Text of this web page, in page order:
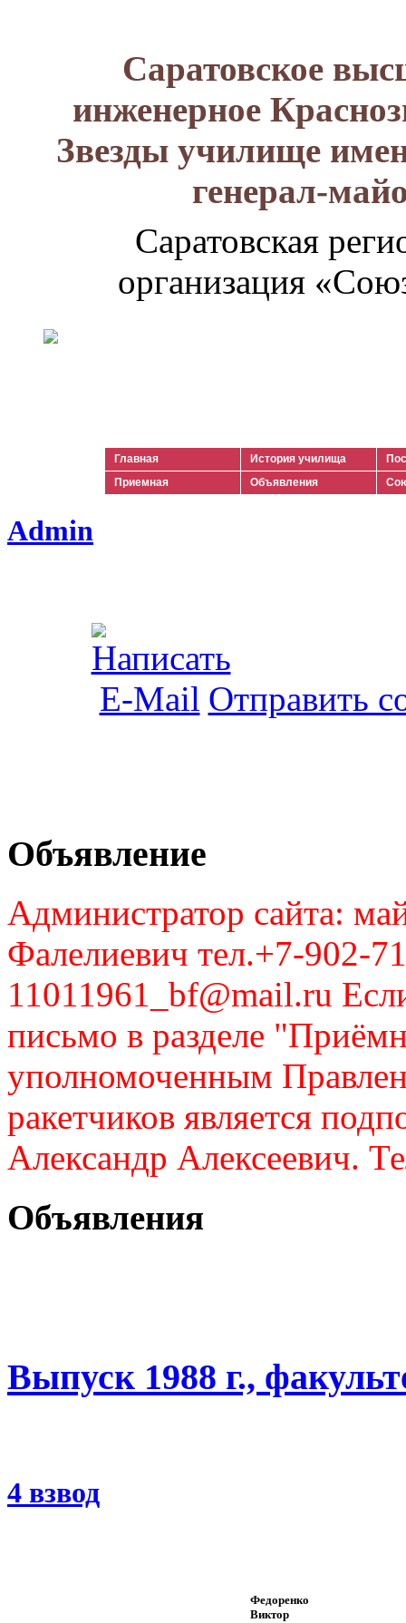
Саратовское
инженерное
Звезды училище
генерал-
Саратовская
организация
Главная История училища
Приемная
Объявления
Admin
Отправить
Объявление
Администратор сайта:
Фалелиевич тел.+7-902-
11011961_bf@mail.ru
письмо в разделе
уполномоченным
ракетчиков является
Александр Алексеевич.
Объявления
Выпуск 1988 г.,
4 взвод
Федоренко
Виктор